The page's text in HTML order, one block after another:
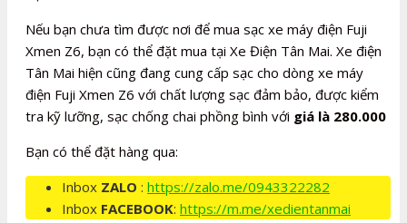
Nếu bạn chưa tìm được nơi để mua sạc xe máy điện Fuji
Xmen Z6, bạn có thể đặt mua tại Xe Điện Tân Mai. Xe điện
Tân Mai hiện cũng đang cung cấp sạc cho dòng xe máy
điện Fuji Xmen Z6 với chất lượng sạc đảm bảo, được kiểm
tra kỹ lưỡng, sạc chống chai phồng bình với giá là 280.000
Bạn có thể đặt hàng qua:
Inbox ZALO : https://zalo.me/0943322282
Inbox FACEBOOK: https://m.me/xedientanmai